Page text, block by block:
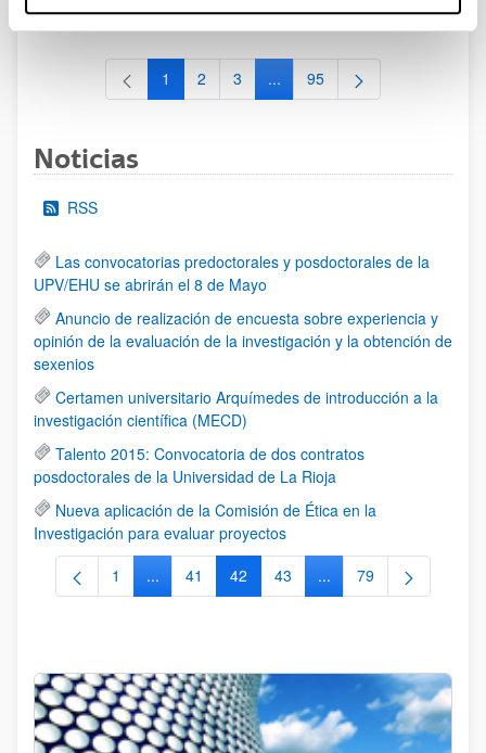
Página
1 Página
2 Página
3 ...Páginas intermedias Use TAB
Página
95
Noticias
RSS
Las convocatorias predoctorales y posdoctorales de la
UPV/EHU se abrirán el 8 de Mayo
Anuncio de realización de encuesta sobre experiencia y
opinión de la evaluación de la investigación y la obtención de
sexenios
Certamen universitario Arquímedes de introducción a la
investigación científica (MECD)
Talento 2015: Convocatoria de dos contratos
posdoctorales de la Universidad de La Rioja
Nueva aplicación de la Comisión de Ética en la
Investigación para evaluar proyectos
Página
1 ...Páginas intermedias Use TAB para desplazarse.
Página
41 Página
42 Página
43 ...Páginas intermedias
Página
79